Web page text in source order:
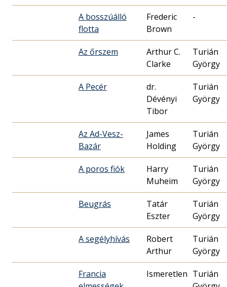
A bosszúálló
flotta
Frederic
Brown
-
Az őrszem
Arthur C.
Clarke
Turián
György
A Pecér
dr.
Dévényi
Tibor
Turián
György
Az Ad-Vesz-
Bazár
James
Holding
Turián
György
A poros fiók
Harry
Muheim
Turián
György
Beugrás
Tatár
Eszter
Turián
György
A segélyhívás
Robert
Arthur
Turián
György
Francia
Ismeretlen Turián